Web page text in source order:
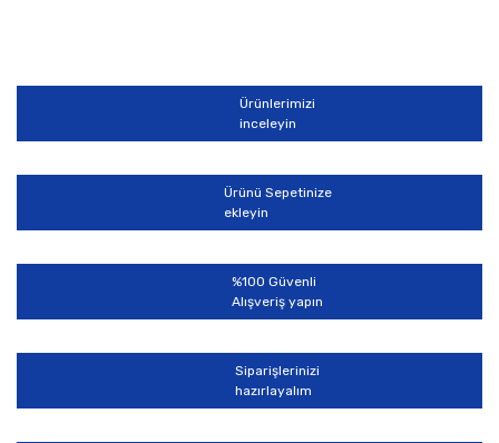
Ürünlerimizi
inceleyin
Ürünü Sepetinize
ekleyin
%100 Güvenli
Alışveriş yapın
Siparişlerinizi
hazırlayalım